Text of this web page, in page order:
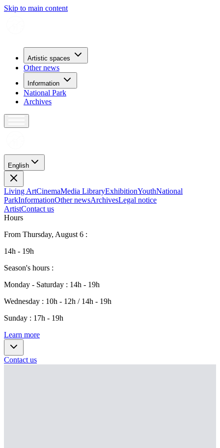
Skip to main content
Artistic spaces
Other news
Information
National Park
Archives
English
Living ArtCinemaMedia LibraryExhibitionYouthNational
ParkInformationOther newsArchivesLegal notice
ArtistContact us
Hours
From Thursday, August 6 :
14h - 19h
Season's hours :
Monday - Saturday : 14h - 19h
Wednesday : 10h - 12h / 14h - 19h
Sunday : 17h - 19h
Learn more
Contact us